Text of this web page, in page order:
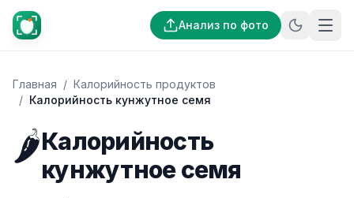
Анализ по фото
Главная / Калорийность продуктов
/ Калорийность кунжутное семя
🌶️Калорийность
кунжутное семя